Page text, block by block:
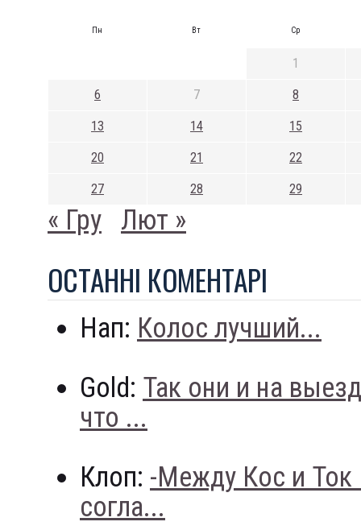
Пн Вт Ср
1
6 7 8
13 14 15
20 21 22
27 28 29
« Гру Лют »
ОСТАННI КОМЕНТАРI
Нап: Колос лучший...
Gold: Так они и на
что ...
Клоп: -Между Кос и
согла...